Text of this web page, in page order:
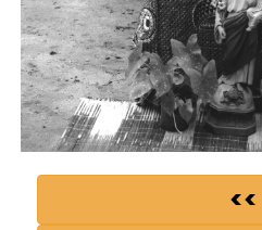
<<